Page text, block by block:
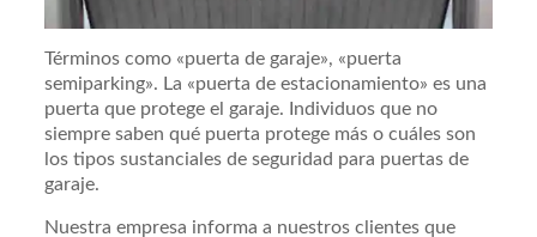
Términos como «puerta de garaje», «puerta
semiparking». La «puerta de estacionamiento» es una
puerta que protege el garaje. Individuos que no
siempre saben qué puerta protege más o cuáles son
los tipos sustanciales de seguridad para puertas de
garaje.
Nuestra empresa informa a nuestros clientes que